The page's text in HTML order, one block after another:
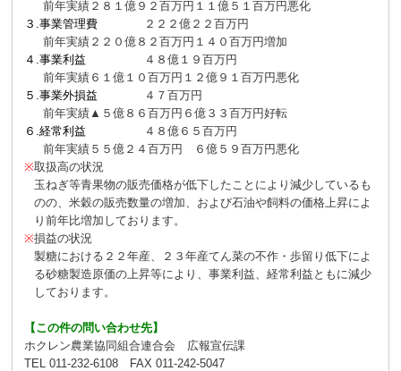
前年実績 ２８１億９２百万円 １１億５１百万円悪化
３.事業管理費
２２２億２２百万円
前年実績 ２２０億８２百万円 １４０百万円増加
４.事業利益
４８億１９百万円
前年実績 ６１億１０百万円 １２億９１百万円悪化
５.事業外損益
４７百万円
前年実績 ▲５億８６百万円 ６億３３百万円好転
６.経常利益
４８億６５百万円
前年実績 ５５億２４百万円
６億５９百万円悪化
※取扱高の状況
玉ねぎ等青果物の販売価格が低下したことにより減少しているも
のの、米穀の販売数量の増加、および石油や飼料の価格上昇によ
り前年比増加しております。
※損益の状況
製糖における２２年産、２３年産てん菜の不作・歩留り低下によ
る砂糖製造原価の上昇等により、事業利益、経常利益ともに減少
しております。
【この件の問い合わせ先】
ホクレン農業協同組合連合会 広報宣伝課
TEL 011-232-6108 FAX 011-242-5047